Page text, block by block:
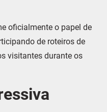
oficialmente o papel de
de roteiros de
visitantes durante os